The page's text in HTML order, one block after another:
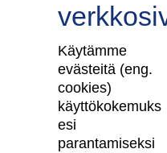
Tilaa uutiskirje
Skanska Kodit
Käytämme
evästeitä (eng.
cookies)
käyttökokemuks
esi
parantamiseksi